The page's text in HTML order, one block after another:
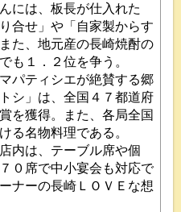
には、板長が仕入れた
合せ」や「自家製からす
た、地元産の長崎焼酎の
も１．２位を争う。
パティシエが絶賛する郷
シ」は、全国４７都道府
を獲得。また、各局全国
る名物料理である。
内は、テーブル席や個
０席で中小宴会も対応で
ナーの長崎ＬＯＶＥな想